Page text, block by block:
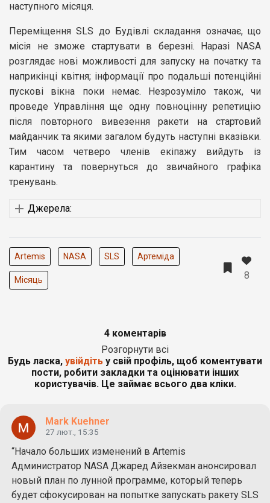
наступного місяця.
Переміщення SLS до Будівлі складання означає, що
місія не зможе стартувати в березні. Наразі NASA
розглядає нові можливості для запуску на початку та
наприкінці квітня; інформації про подальші потенційні
пускові вікна поки немає. Незрозуміло також, чи
проведе Управління ще одну повноцінну репетицію
після повторного вивезення ракети на стартовий
майданчик та якими загалом будуть наступні вказівки.
Тим часом четверо членів екіпажу вийдуть із
карантину та повернуться до звичайного графіка
тренувань.
Джерела:
Artemis NASA SLS Артеміда
Місяць 8
4 коментарів
Розгорнути всі
Будь ласка, увійдіть у свій профіль, щоб коментувати
пости, робити закладки та оцінювати інших
користувачів. Це займає всього два кліки.
Mark Kuehner
27 лют., 15:35
“Начало больших изменений в Artemis
Администратор NASA Джаред Айзекман анонсировал
новый план по лунной программе, который теперь
будет сфокусирован на попытке запускать ракету SLS